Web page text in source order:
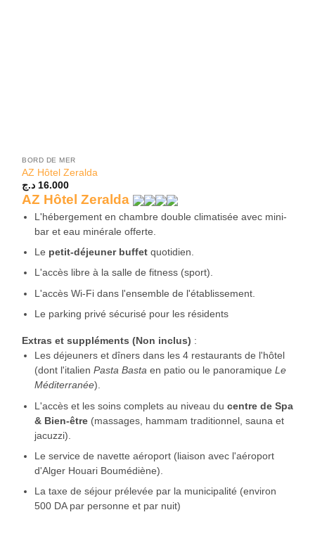
BORD DE MER
AZ Hôtel Zeralda
16.000 د.ج
AZ Hôtel Zeralda
L'hébergement en chambre double climatisée avec mini-
bar et eau minérale offerte.
Le petit-déjeuner buffetquotidien.
L'accès libre à la salle de fitness (sport).
L'accès Wi-Fi dans l'ensemble de l'établissement.
Le parking privé sécurisé pour les résidents
Extras et suppléments (Non inclus) :
Les déjeuners et dîners dans les 4 restaurants de l'hôtel
(dont l'italien Pasta Bastaen patio ou le panoramique Le
Méditerranée).
L'accès et les soins complets au niveau du centre de Spa
& Bien-être(massages, hammam traditionnel, sauna et
jacuzzi).
Le service de navette aéroport (liaison avec l'aéroport
d'Alger Houari Boumédiène).
La taxe de séjour prélevée par la municipalité (environ
500 DA par personne et par nuit)